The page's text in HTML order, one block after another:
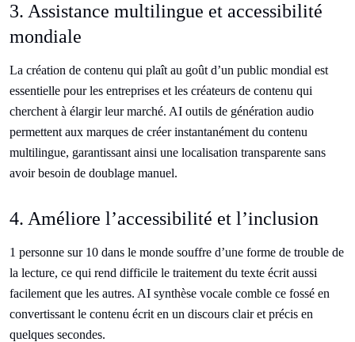
3. Assistance multilingue et accessibilité
mondiale
La création de contenu qui plaît au goût d’un public mondial est
essentielle pour les entreprises et les créateurs de contenu qui
cherchent à élargir leur marché. AI outils de génération audio
permettent aux marques de créer instantanément du contenu
multilingue, garantissant ainsi une localisation transparente sans
avoir besoin de doublage manuel.
4. Améliore l’accessibilité et l’inclusion
1 personne sur 10 dans le monde souffre d’une forme de trouble de
la lecture, ce qui rend difficile le traitement du texte écrit aussi
facilement que les autres. AI synthèse vocale comble ce fossé en
convertissant le contenu écrit en un discours clair et précis en
quelques secondes.